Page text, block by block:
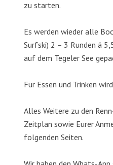
zu starten.
Es werden wieder alle
Surfski) 2 – 3 Runden á
auf dem Tegeler See
Für Essen und Trinken
Alles Weitere zu den
Zeitplan sowie Eurer
folgenden Seiten.